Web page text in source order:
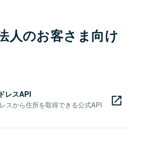
人のお客さま向け
レスAPI
スから住所を取得できる公式API